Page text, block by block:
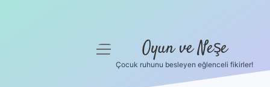
menüyü
Oyun ve Neşe
Çocuk ruhunu besleyen eğlenceli fikirler!